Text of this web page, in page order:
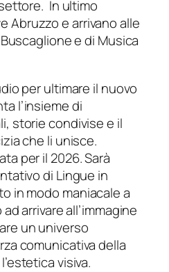
In ultimo
Abruzzo e arrivano alle
e di Musica
per ultimare il nuovo
l’insieme di
storie condivise e il
che li unisce.
per il 2026. Sarà
di Lingue in
in modo maniacale a
arrivare all’immagine
un universo
comunicativa della
visiva.